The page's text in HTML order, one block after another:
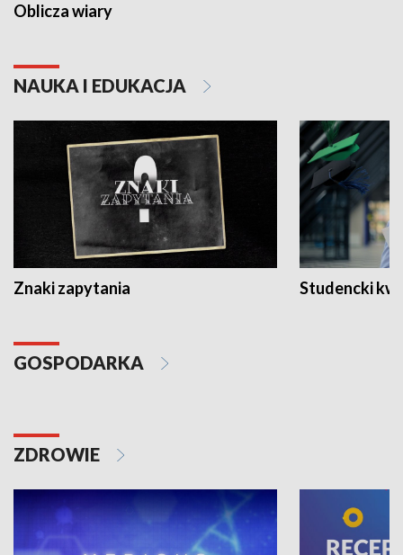
Oblicza wiary
NAUKA I EDUKACJA
Znaki zapytania Studencki
GOSPODARKA
ZDROWIE